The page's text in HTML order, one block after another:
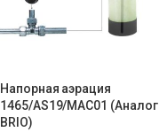
Напорная аэрация
1465/AS19/MAC01 (Аналог
BRIO)